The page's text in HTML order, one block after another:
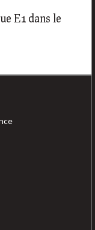
E1 dans le